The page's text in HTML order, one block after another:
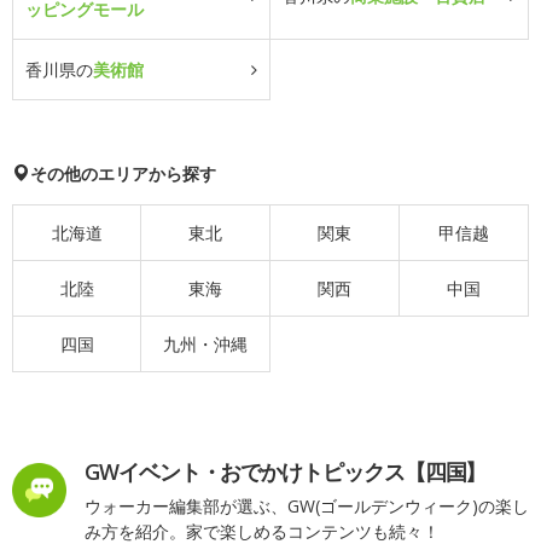
ッピングモール
香川県の美術館
その他のエリアから探す
北海道 東北 関東 甲信越
北陸 東海 関西 中国
四国 九州・沖縄
GWイベント・おでかけトピックス【四国】
ウォーカー編集部が選ぶ、GW(ゴールデンウィーク)の楽し
み方を紹介。家で楽しめるコンテンツも続々！